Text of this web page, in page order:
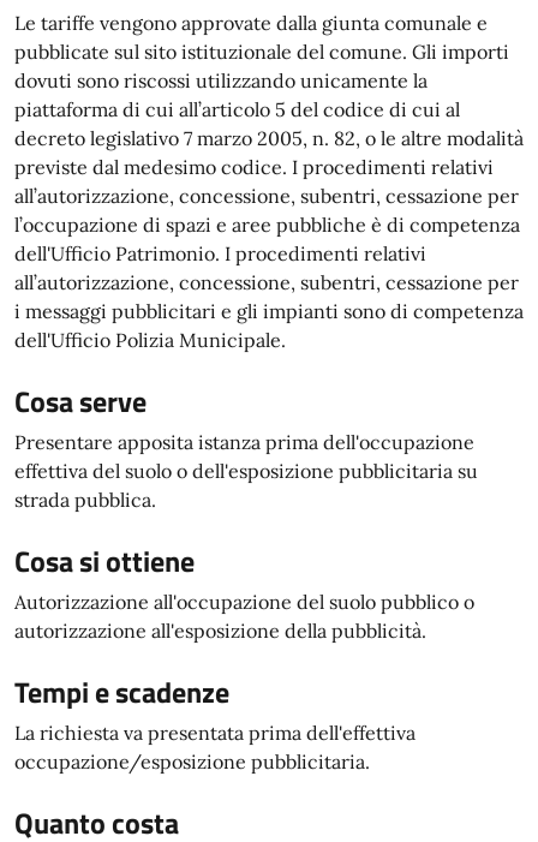
Le tariffe vengono approvate dalla giunta comunale e
pubblicate sul sito istituzionale del comune. Gli importi
dovuti sono riscossi utilizzando unicamente la
piattaforma di cui all’articolo 5 del codice di cui al
decreto legislativo 7 marzo 2005, n. 82, o le altre modalità
previste dal medesimo codice. I procedimenti relativi
all’autorizzazione, concessione, subentri, cessazione per
l’occupazione di spazi e aree pubbliche è di competenza
dell'Ufficio Patrimonio. I procedimenti relativi
all’autorizzazione, concessione, subentri, cessazione per
i messaggi pubblicitari e gli impianti sono di competenza
dell'Ufficio Polizia Municipale.
Cosa serve
Presentare apposita istanza prima dell'occupazione
effettiva del suolo o dell'esposizione pubblicitaria su
strada pubblica.
Cosa si ottiene
Autorizzazione all'occupazione del suolo pubblico o
autorizzazione all'esposizione della pubblicità.
Tempi e scadenze
La richiesta va presentata prima dell'effettiva
occupazione/esposizione pubblicitaria.
Quanto costa